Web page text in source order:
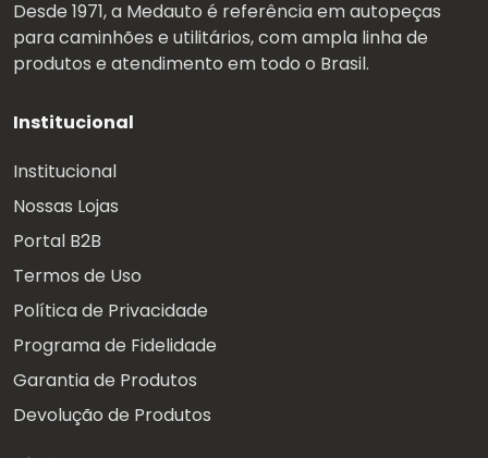
Desde 1971, a Medauto é referência em autopeças
para caminhões e utilitários, com ampla linha de
produtos e atendimento em todo o Brasil.
Institucional
Institucional
Nossas Lojas
Portal B2B
Termos de Uso
Política de Privacidade
Programa de Fidelidade
Garantia de Produtos
Devolução de Produtos